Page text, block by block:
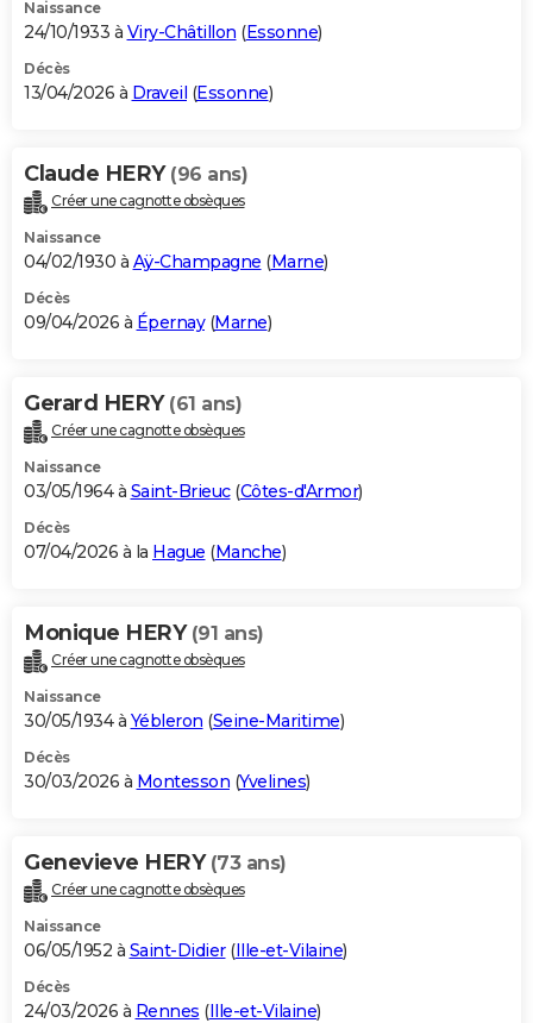
Naissance
24/10/1933 à Viry-Châtillon (Essonne)
Décès
13/04/2026 à Draveil (Essonne)
Claude HERY (96 ans)
Créer une cagnotte obsèques
Naissance
04/02/1930 à Aÿ-Champagne (Marne)
Décès
09/04/2026 à Épernay(Marne)
Gerard HERY (61 ans)
Créer une cagnotte obsèques
Naissance
03/05/1964 à Saint-Brieuc(Côtes-d'Armor)
Décès
07/04/2026 à la Hague (Manche)
Monique HERY (91 ans)
Créer une cagnotte obsèques
Naissance
30/05/1934 à Yébleron (Seine-Maritime)
Décès
30/03/2026 à Montesson (Yvelines)
Genevieve HERY (73 ans)
Créer une cagnotte obsèques
Naissance
06/05/1952 à Saint-Didier(Ille-et-Vilaine)
Décès
24/03/2026 à Rennes (Ille-et-Vilaine)